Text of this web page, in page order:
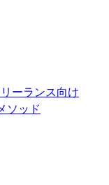
ーランス向け
ソッド